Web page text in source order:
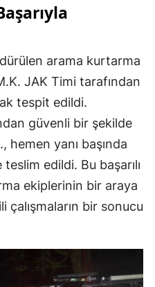
arama kurtarma
JAK Timi tarafından
tespit edildi.
güvenli bir şekilde
hemen yanı başında
edildi. Bu başarılı
ekiplerinin bir araya
bir sonucu